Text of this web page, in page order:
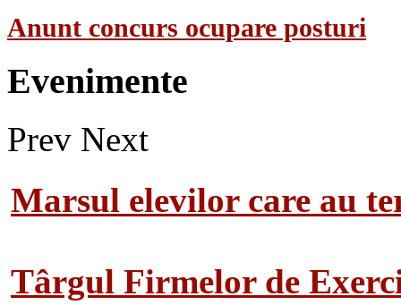
Anunt concurs ocupare posturi
Evenimente
Prev Next
Marsul elevilor care au
Târgul Firmelor de